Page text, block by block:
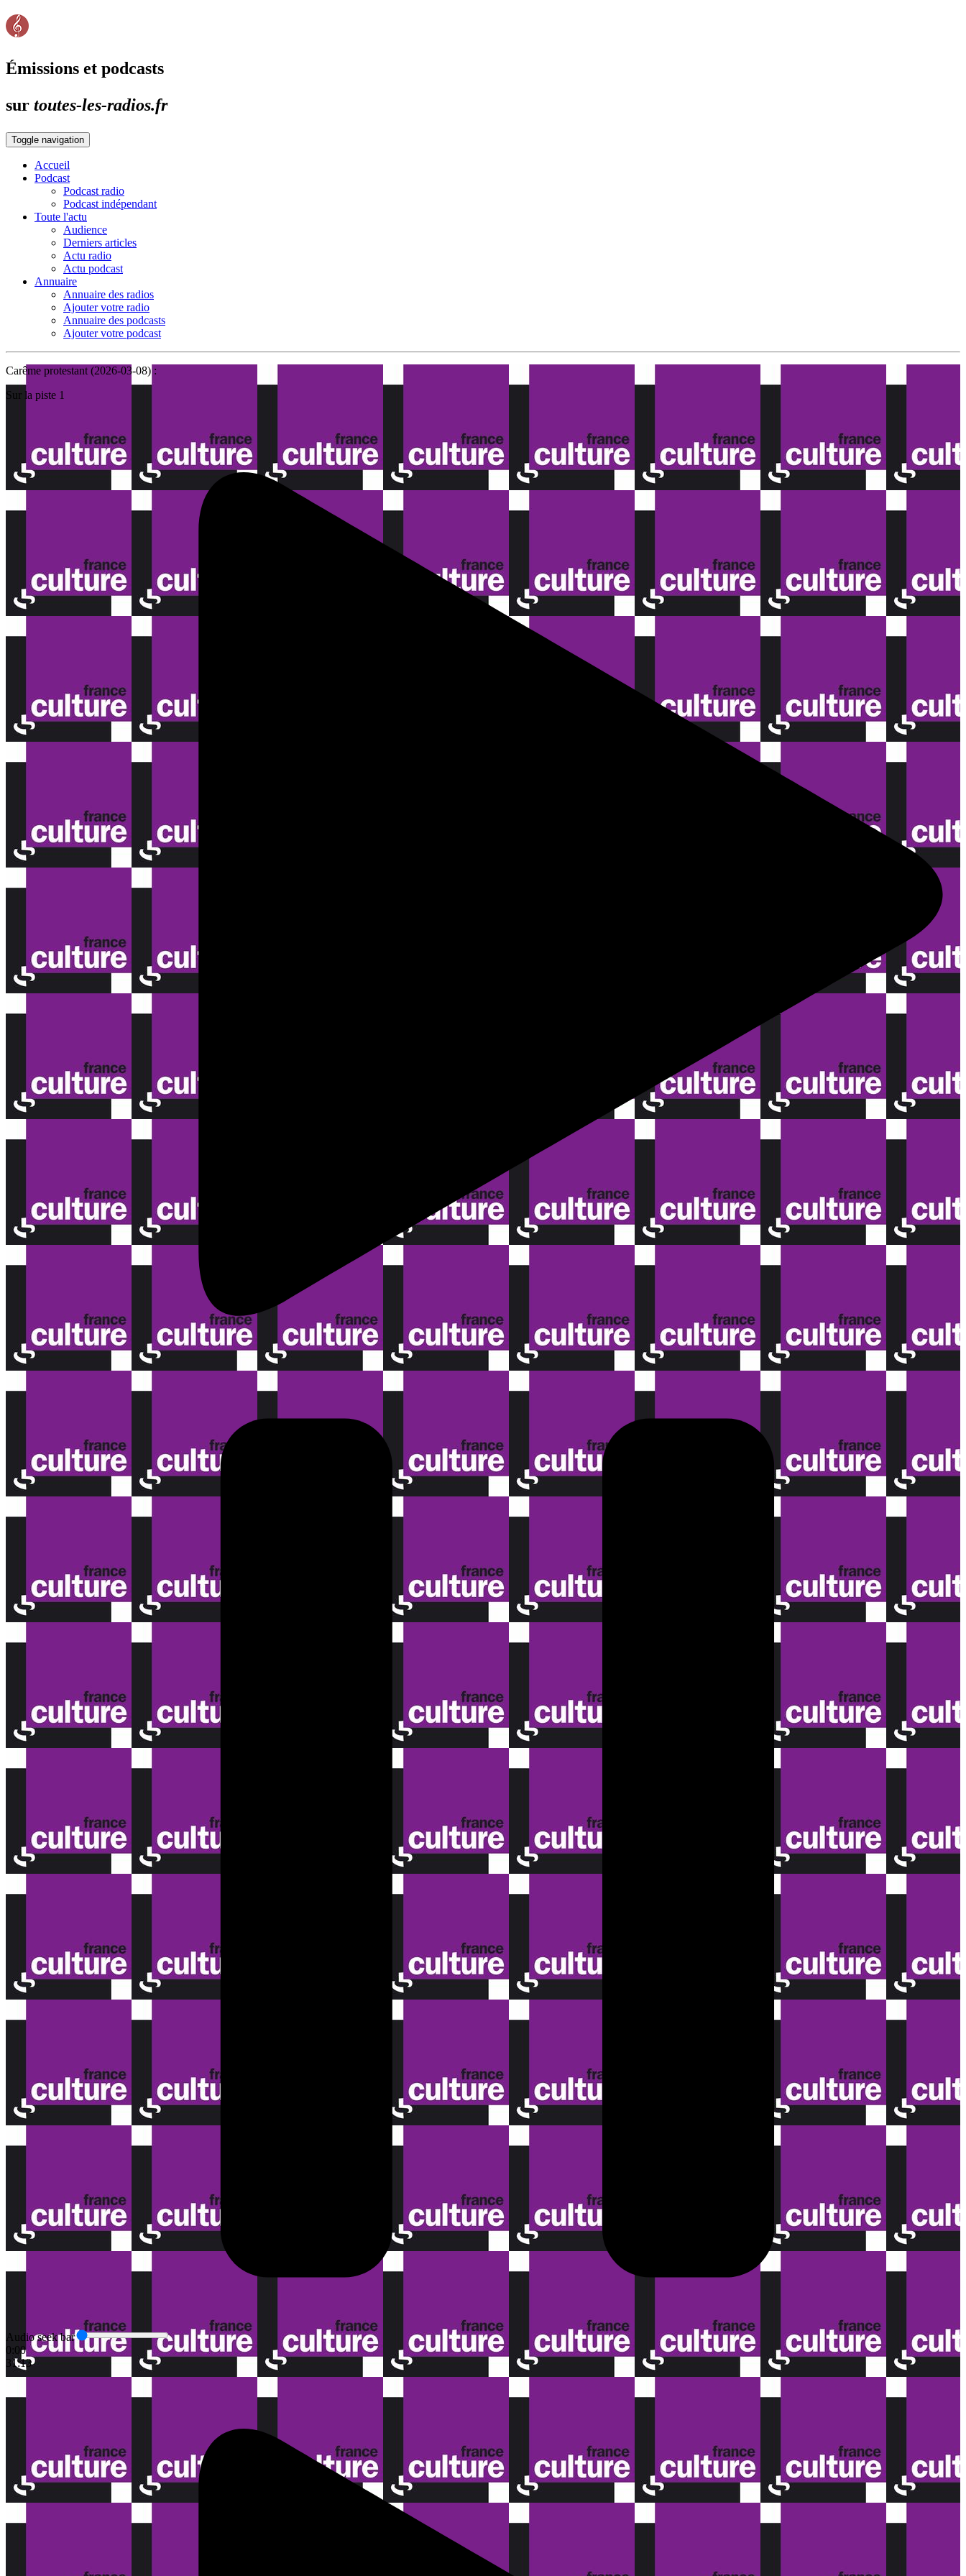
Émissions et podcasts
sur toutes-les-radios.fr
Toggle navigation
Accueil
Podcast
Podcast radio
Podcast indépendant
Toute l'actu
Audience
Derniers articles
Actu radio
Actu podcast
Annuaire
Annuaire des radios
Ajouter votre radio
Annuaire des podcasts
Ajouter votre podcast
Carême protestant (2026-03-08) :
Sur la piste 1
Audio seek bar
0:00
31:13